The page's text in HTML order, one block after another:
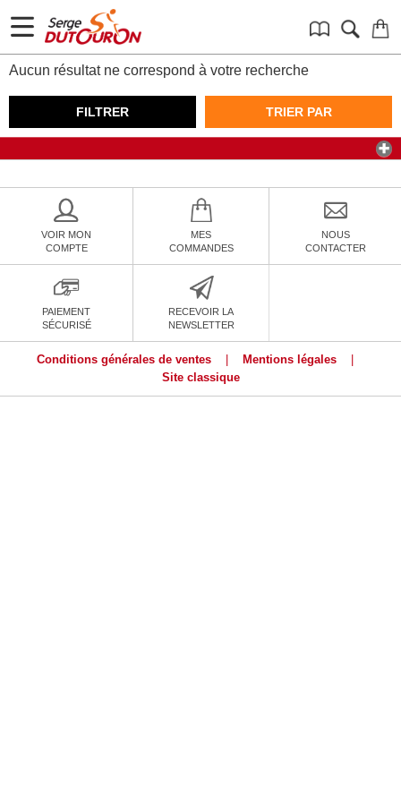
Aucun résultat ne correspond à votre recherche
FILTRER TRIER PAR
VOIR MON
COMPTE
MES
COMMANDES
NOUS
CONTACTER
PAIEMENT
SÉCURISÉ
RECEVOIR LA
NEWSLETTER
Conditions générales de ventes Mentions légales
Site classique